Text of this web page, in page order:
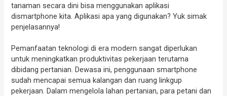
tanaman secara dini bisa menggunakan aplikasi
dismartphone kita. Aplikasi apa yang digunakan? Yuk simak
penjelasannya!
Pemanfaatan teknologi di era modern sangat diperlukan
untuk meningkatkan produktivitas pekerjaan terutama
dibidang pertanian. Dewasa ini, penggunaan smartphone
sudah mencapai semua kalangan dan ruang linkgup
pekerjaan. Dalam mengelola lahan pertanian, para petani dan